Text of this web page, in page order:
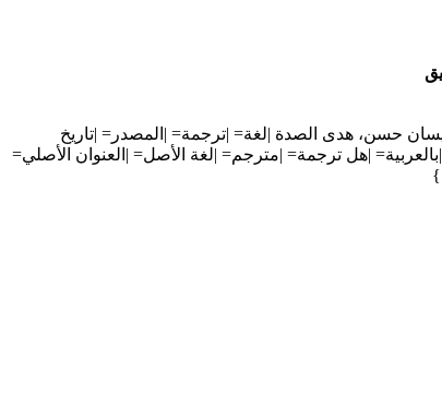
حسن، هدى الصدة |لغة= |ترجمة= |المصدر= |تاريخ
|هل ترجمة= |مترجم= |لغة الأصل= |العنوان الأصلي=